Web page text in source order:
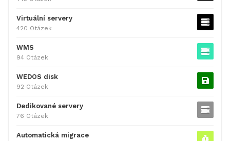
Virtuální servery
420 Otázek
WMS
94 Otázek
WEDOS disk
92 Otázek
Dedikované servery
76 Otázek
Automatická migrace